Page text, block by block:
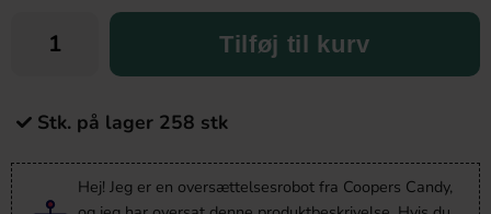
Tilføj til kurv
Stk. på lager 258 stk
Hej! Jeg er en oversættelsesrobot fra Coopers Candy,